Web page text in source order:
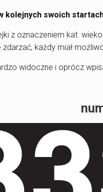
kolejnych swoich
z oznaczeniem kat.
każdy miał
widoczne i oprócz